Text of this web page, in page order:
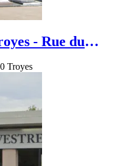
- Rue du
Troyes